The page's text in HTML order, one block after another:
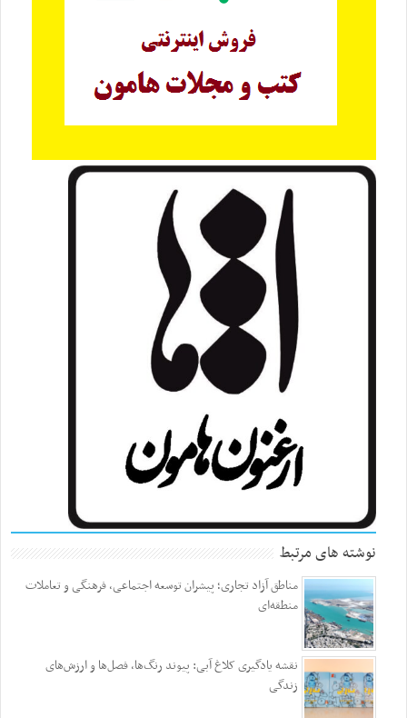
نوشته های مرتبط
مناطق آزاد تجاری؛ پیشران توسعه اجتماعی، فرهنگی و تعاملات
منطقه‌ای
نقشه یادگیری کلاغ آبی: پیوند رنگ‌ها، فصل‌ها و ارزش‌های
زندگی